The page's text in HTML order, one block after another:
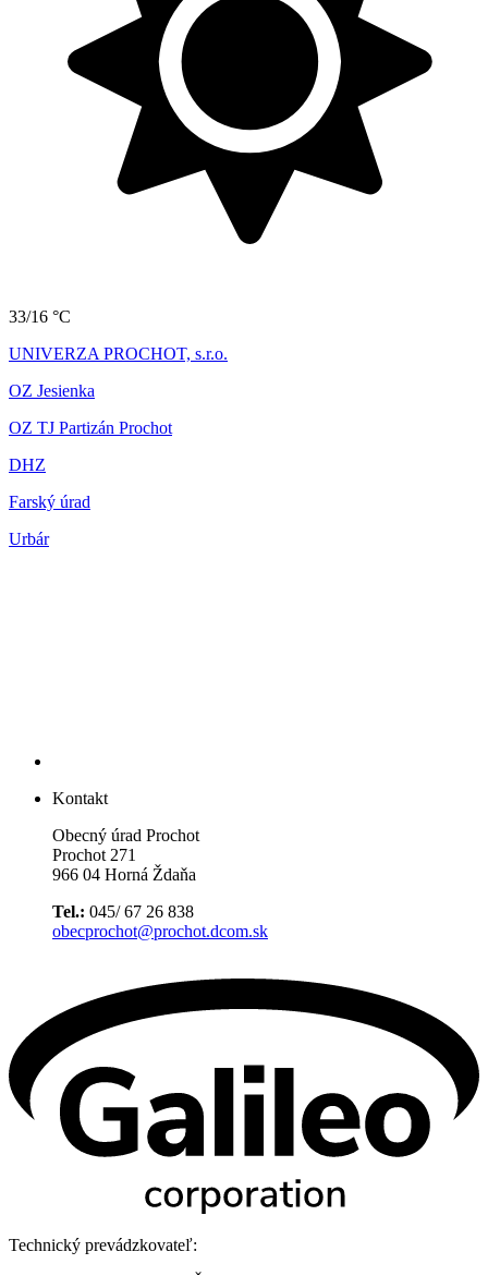
33/16 °C
UNIVERZA PROCHOT, s.r.o.
OZ Jesienka
OZ TJ Partizán Prochot
DHZ
Farský úrad
Urbár
Kontakt
Obecný úrad Prochot
Prochot 271
966 04 Horná Ždaňa
Tel.: 045/ 67 26 838
obecprochot@prochot.dcom.sk
Technický prevádzkovateľ: